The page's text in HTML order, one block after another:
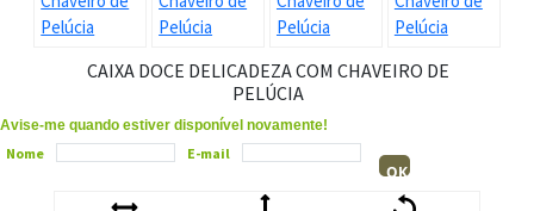
CAIXA DOCE DELICADEZA COM CHAVEIRO DE
PELÚCIA
Avise-me quando estiver disponível novamente!
Nome E-mail
OK